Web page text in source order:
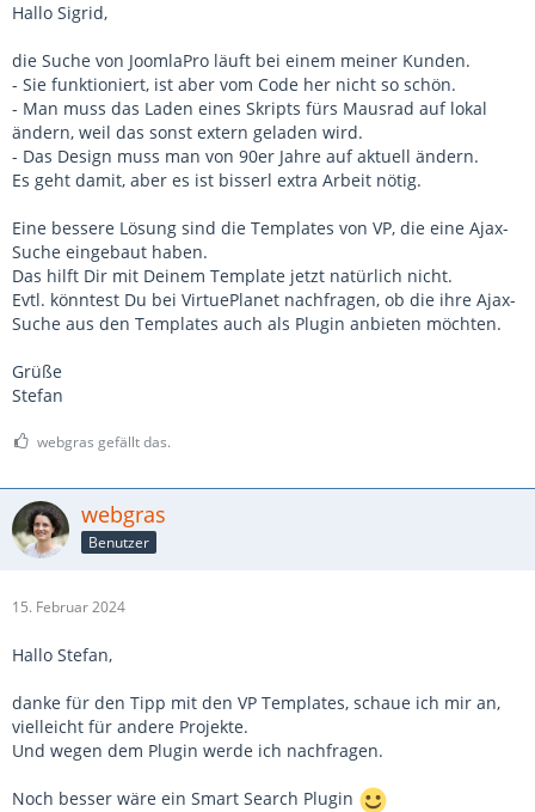
Hallo Sigrid,
die Suche von JoomlaPro läuft bei einem meiner Kunden.
- Sie funktioniert, ist aber vom Code her nicht so schön.
- Man muss das Laden eines Skripts fürs Mausrad auf lokal
ändern, weil das sonst extern geladen wird.
- Das Design muss man von 90er Jahre auf aktuell ändern.
Es geht damit, aber es ist bisserl extra Arbeit nötig.
Eine bessere Lösung sind die Templates von VP, die eine Ajax-
Suche eingebaut haben.
Das hilft Dir mit Deinem Template jetzt natürlich nicht.
Evtl. könntest Du bei VirtuePlanet nachfragen, ob die ihre Ajax-
Suche aus den Templates auch als Plugin anbieten möchten.
Grüße
Stefan
webgras gefällt das.
webgras
Benutzer
15. Februar 2024
Hallo Stefan,
danke für den Tipp mit den VP Templates, schaue ich mir an,
vielleicht für andere Projekte.
Und wegen dem Plugin werde ich nachfragen.
Noch besser wäre ein Smart Search Plugin